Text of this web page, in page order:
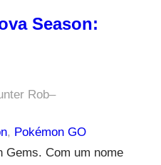
Season:
Rob–
, Pokémon GO
Gems. Com um nome